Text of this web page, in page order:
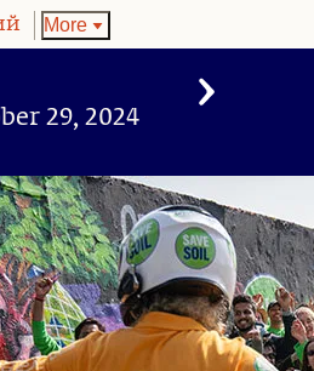
More
29, 2024